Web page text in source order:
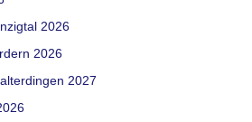
2026
2026
2027